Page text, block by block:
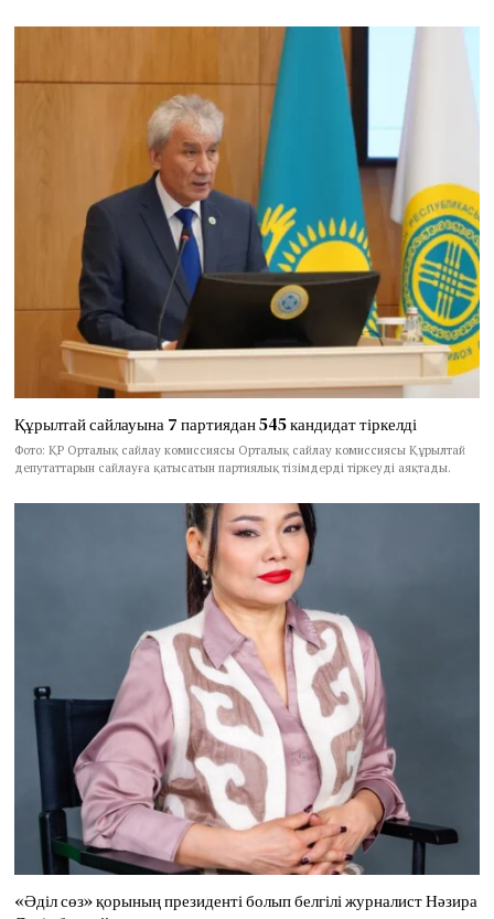
Құрылтай сайлауына 7 партиядан 545 кандидат тіркелді
Фото: ҚР Орталық сайлау комиссиясы Орталық сайлау комиссиясы Құрылтай
депутаттарын сайлауға қатысатын партиялық тізімдерді тіркеуді аяқтады.
«Әділ сөз» қорының президенті болып белгілі журналист Нәзира